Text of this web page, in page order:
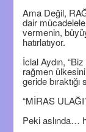
Ama Değil,
dair
vermenin,
hatırlatıyor.
İclal Aydın,
rağmen
geride
“MİRAS
Peki aslında…